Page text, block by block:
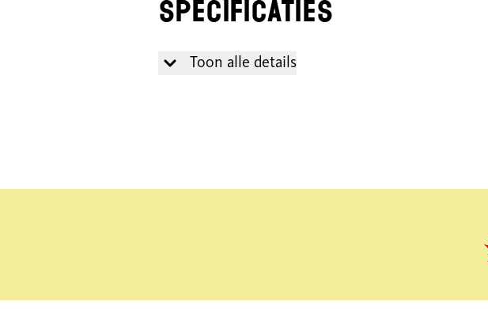
Specificaties
Toon alle details